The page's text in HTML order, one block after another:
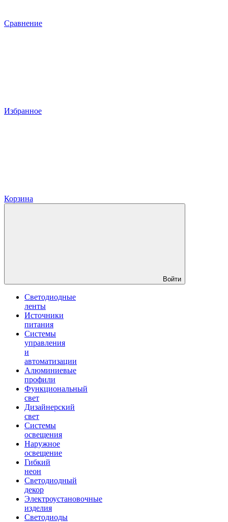
Сравнение
Избранное
Корзина
Войти
Светодиодные
ленты
Источники
питания
Системы
управления
и
автоматизации
Алюминиевые
профили
Функциональный
свет
Дизайнерский
свет
Системы
освещения
Наружное
освещение
Гибкий
неон
Светодиодный
декор
Электроустановочные
изделия
Светодиоды